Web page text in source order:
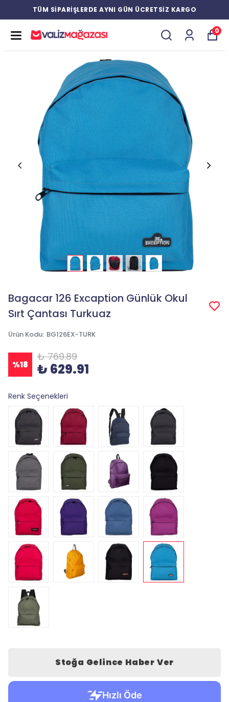
TÜM SİPARİŞLERDE AYNI GÜN ÜCRETSİZ KARGO
0
Bagacar 126 Excaption Günlük Okul
Sırt Çantası Turkuaz
Ürün Kodu: BG126EX-TURK
%18
₺ 769.89
₺ 629.91
Renk Seçenekleri
Stoğa Gelince Haber Ver